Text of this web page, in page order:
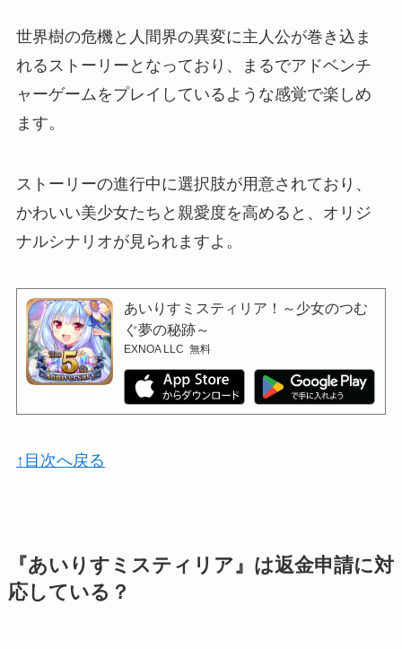
世界樹の危機と人間界の異変に主人公が巻き込ま
れるストーリーとなっており、まるでアドベンチ
ャーゲームをプレイしているような感覚で楽しめ
ます。
ストーリーの進行中に選択肢が用意されており、
かわいい美少女たちと親愛度を高めると、オリジ
ナルシナリオが見られますよ。
あいりすミスティリア！～少女のつむ
ぐ夢の秘跡～
EXNOA LLC 無料
↑目次へ戻る
『あいりすミスティリア』は返金申請に対
応している？